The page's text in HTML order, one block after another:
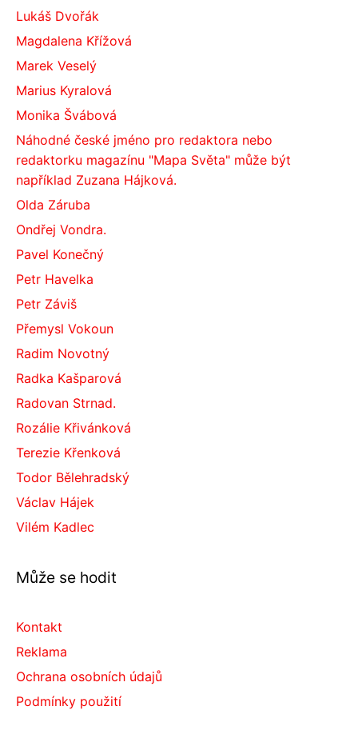
Lukáš Dvořák
Magdalena Křížová
Marek Veselý
Marius Kyralová
Monika Švábová
Náhodné české jméno pro redaktora nebo
redaktorku magazínu "Mapa Světa" může být
například Zuzana Hájková.
Olda Záruba
Ondřej Vondra.
Pavel Konečný
Petr Havelka
Petr Záviš
Přemysl Vokoun
Radim Novotný
Radka Kašparová
Radovan Strnad.
Rozálie Křivánková
Terezie Křenková
Todor Bělehradský
Václav Hájek
Vilém Kadlec
Může se hodit
Kontakt
Reklama
Ochrana osobních údajů
Podmínky použití